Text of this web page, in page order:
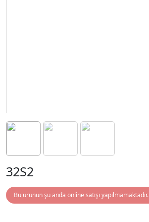
32S2
Bu ürünün şu anda online satışı yapılmamaktadır.